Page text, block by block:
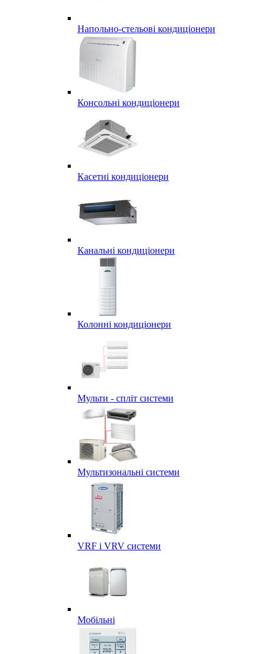
Напольно-стельові кондиціонери
Консольні кондиціонери
Касетні кондиціонери
Канальні кондиціонери
Колонні кондиціонери
Мульти - спліт системи
Мультизональні системи
VRF і VRV системи
Мобільні